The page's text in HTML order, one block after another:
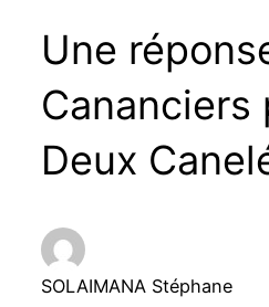
Une
Cananciers
Deux
SOLAIMANA Stéphane